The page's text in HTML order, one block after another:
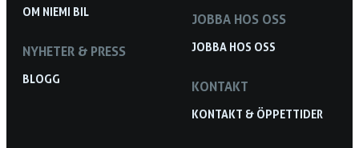
OM NIEMI BIL
NYHETER & PRESS
BLOGG
JOBBA HOS OSS
JOBBA HOS OSS
KONTAKT
KONTAKT & ÖPPETTIDER